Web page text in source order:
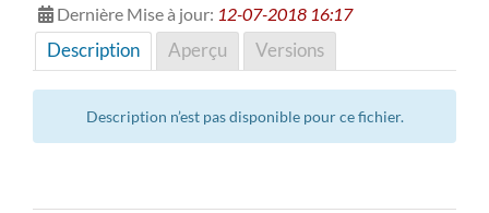
Dernière Mise à jour: 12-07-2018 16:17
Description Aperçu Versions
Description n’est pas disponible pour ce fichier.